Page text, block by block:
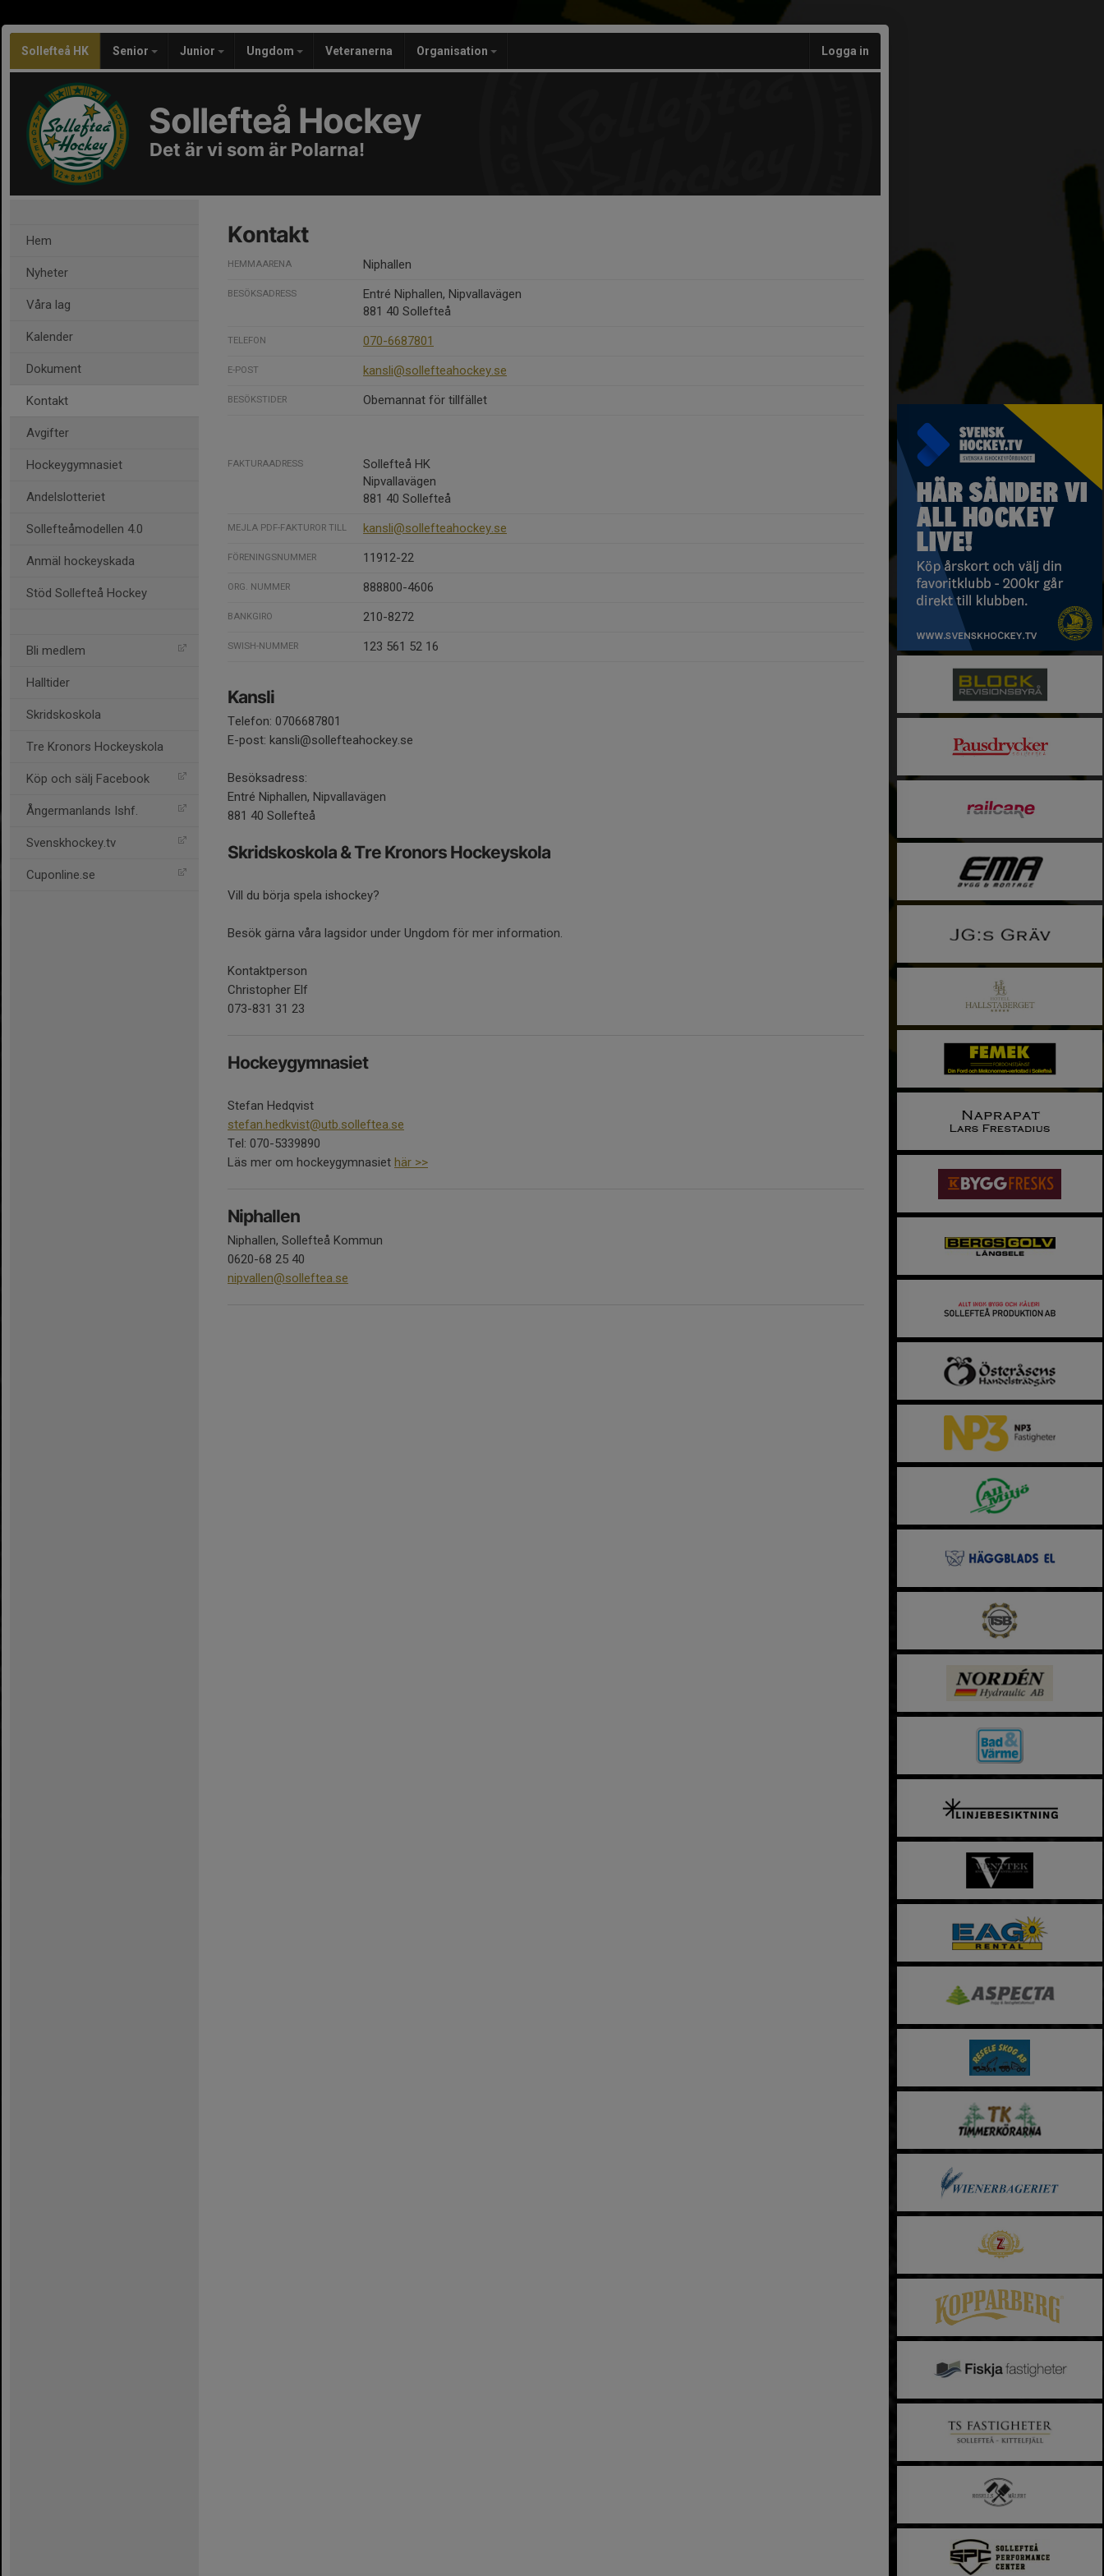
Sollefteå HK Senior Junior Ungdom Veteranerna Organisation Logga in
Sollefteå Hockey
Det är vi som är Polarna!
Hem
Nyheter
Våra lag
Kalender
Dokument
Kontakt
Avgifter
Hockeygymnasiet
Andelslotteriet
Sollefteåmodellen 4.0
Anmäl hockeyskada
Stöd Sollefteå Hockey
Bli medlem
Halltider
Skridskoskola
Tre Kronors Hockeyskola
Köp och sälj Facebook
Ångermanlands Ishf.
Svenskhockey.tv
Cuponline.se
Kontakt
HEMMAARENA Niphallen
BESÖKSADRESS
Entré Niphallen, Nipvallavägen
881 40 Sollefteå
TELEFON 070-6687801
E-POST kansli@sollefteahockey.se
BESÖKSTIDER Obemannat för tillfället
FAKTURAADRESS
Sollefteå HK
Nipvallavägen
881 40 Sollefteå
MEJLA PDF-FAKTUROR TILL kansli@sollefteahockey.se
FÖRENINGSNUMMER 11912-22
ORG. NUMMER 888800-4606
BANKGIRO 210-8272
SWISH-NUMMER 123 561 52 16
Kansli
Telefon: 0706687801
E-post: kansli@sollefteahockey.se
Besöksadress:
Entré Niphallen, Nipvallavägen
881 40 Sollefteå
Skridskoskola & Tre Kronors Hockeyskola
Vill du börja spela ishockey?
Besök gärna våra lagsidor under Ungdom för mer information.
Kontaktperson
Christopher Elf
073-831 31 23
Hockeygymnasiet
Stefan Hedqvist
stefan.hedkvist@utb.solleftea.se
Tel: 070-5339890
Läs mer om hockeygymnasiet här >>
Niphallen
Niphallen, Sollefteå Kommun
0620-68 25 40
nipvallen@solleftea.se